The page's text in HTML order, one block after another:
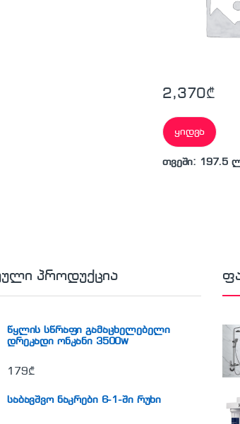
2,370₾
ყიდვა
თვეში: 197.5
პროდუქცია
წყლის სწრაფი გამაცხელებელი
დრეკადი ონკანი 3500w
179₾
საბავშვო ნაკრები 6-1-ში რუხი